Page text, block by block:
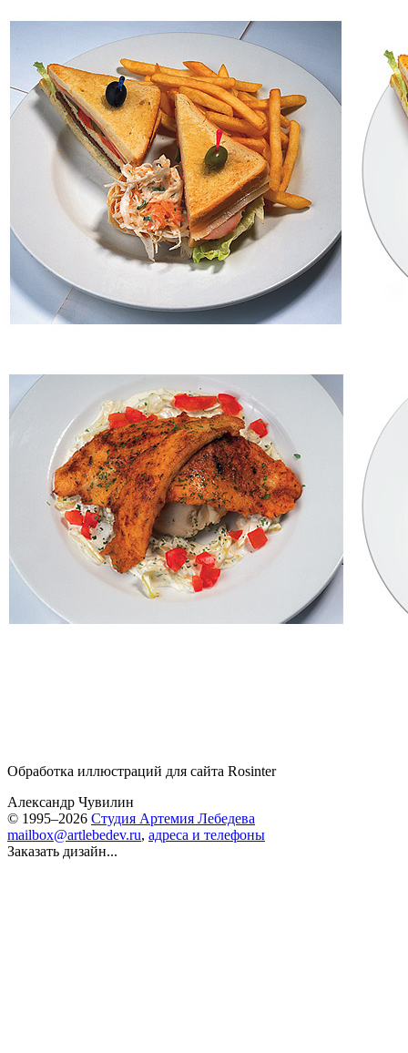
Обработка иллюстраций для сайта Rosinter
Александр Чувилин
© 1995–2026 Студия Артемия Лебедева
mailbox@artlebedev.ru, адреса и телефоны
Заказать дизайн...